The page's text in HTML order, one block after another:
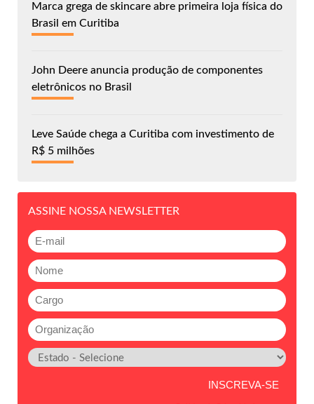
Marca grega de skincare abre primeira loja física do
Brasil em Curitiba
John Deere anuncia produção de componentes
eletrônicos no Brasil
Leve Saúde chega a Curitiba com investimento de
R$ 5 milhões
ASSINE NOSSA NEWSLETTER